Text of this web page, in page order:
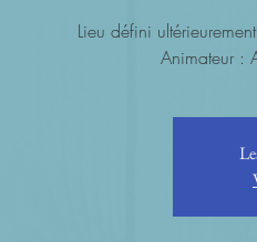
Lieu défini
Animateur :